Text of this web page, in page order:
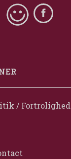
/ Fortrolighed